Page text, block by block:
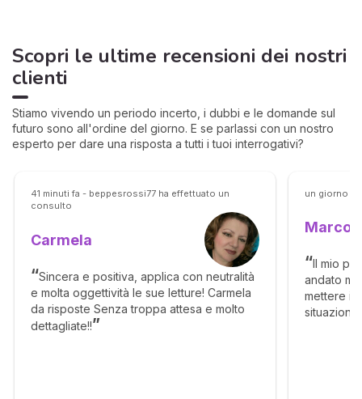
Scopri le ultime recensioni dei nostri
clienti
Stiamo vivendo un periodo incerto, i dubbi e le domande sul
futuro sono all'ordine del giorno. E se parlassi con un nostro
esperto per dare una risposta a tutti i tuoi interrogativi?
41 minuti fa - beppesrossi77 ha effettuato un
consulto
Carmela
Sincera e positiva, applica con neutralità
e molta oggettività le sue letture! Carmela
da risposte Senza troppa attesa e molto
dettagliate!!
un giorno
Marco
Il mio
andato
mettere in